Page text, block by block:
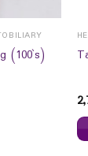
(100`s)